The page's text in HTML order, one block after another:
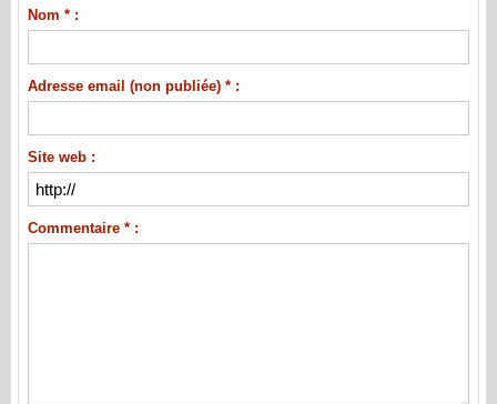
Nom * :
Adresse email (non publiée) * :
Site web :
Commentaire * :